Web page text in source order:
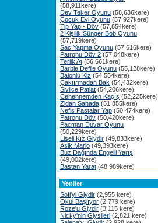
(58,911kere)
Dev Teker Oyunu (58,636kere)
Çocuk Evi Oyunu (57,927kere)
Tip Yap - Döv (57,854kere)
2 Kişilik Sünger Bob Oyunu
(57,719kere)
Sac Yapma Oyunu (57,616kere)
Patronu Döv 2 (57,048kere)
Terlik At (56,661kere)
Barbie Defile Oyunu (55,128kere)
Balonlu Kiz (54,554kere)
Çaktırmadan Bak (54,432kere)
Sivilce Patlat (54,206kere)
Cehennemden Kaçış (52,225kere)
Zidan Sahada (51,855kere)
Nefis Pastalar Yap (50,474kere)
Patronu Döv (50,420kere)
Pacman Duvar Oyunu
(50,229kere)
Liseli Kız Giydir (49,833kere)
Asik Mario (49,393kere)
Buz Dağında Engelli Yarış
(49,002kere)
Bastan Yarat (48,989kere)
Yeniler
Sofi'yi Giydir (2,955 kere)
Okul Başlıyor (2,779 kere)
Roze'u Giydir (3,115 kere)
Nicky'nin Giysileri (2,821 kere)